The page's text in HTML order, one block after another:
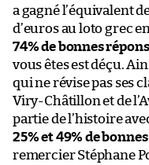
a gagné l’équivalent
d’euros au loto grec
74% de bonnes
vous êtes est déçu.
qui ne révise pas ses
Viry-Châtillon et de
partie de l’histoire
25% et 49% de
remercier Stéphane